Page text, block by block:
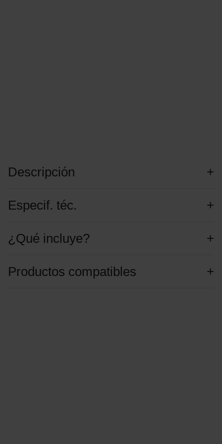
Descripción
Especif. téc.
¿Qué incluye?
Productos compatibles